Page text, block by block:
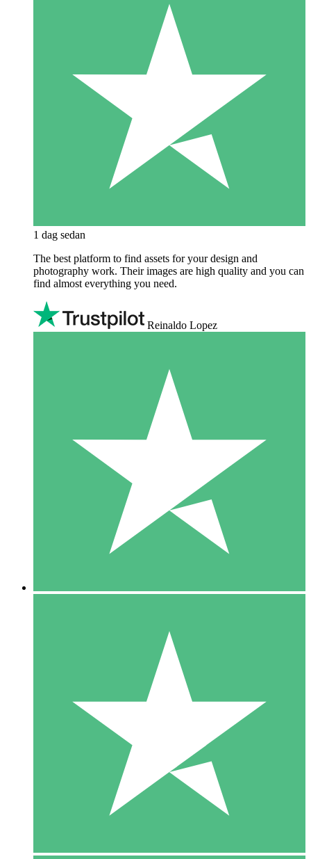
1 dag sedan
The best platform to find assets for your design and
photography work. Their images are high quality and you can
find almost everything you need.
Reinaldo Lopez